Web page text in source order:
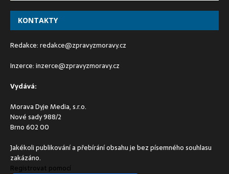
KONTAKTY
Redakce:redakce@zpravyzmoravy.cz
Inzerce:inzerce@zpravyzmoravy.cz
Vydává:
Morava Dyje Media, s.r.o.
Nové sady 988/2
Brno 602 00
Jakékoli publikování a přebírání obsahu je bez písemného souhlasu
zakázáno.
Registrovat pomocí